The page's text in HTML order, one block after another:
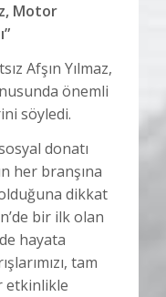
Motor
Afşın Yılmaz,
önemli
söyledi.
donatı
her branşına
dikkat
bir ilk olan
hayata
tam
etkinlikle